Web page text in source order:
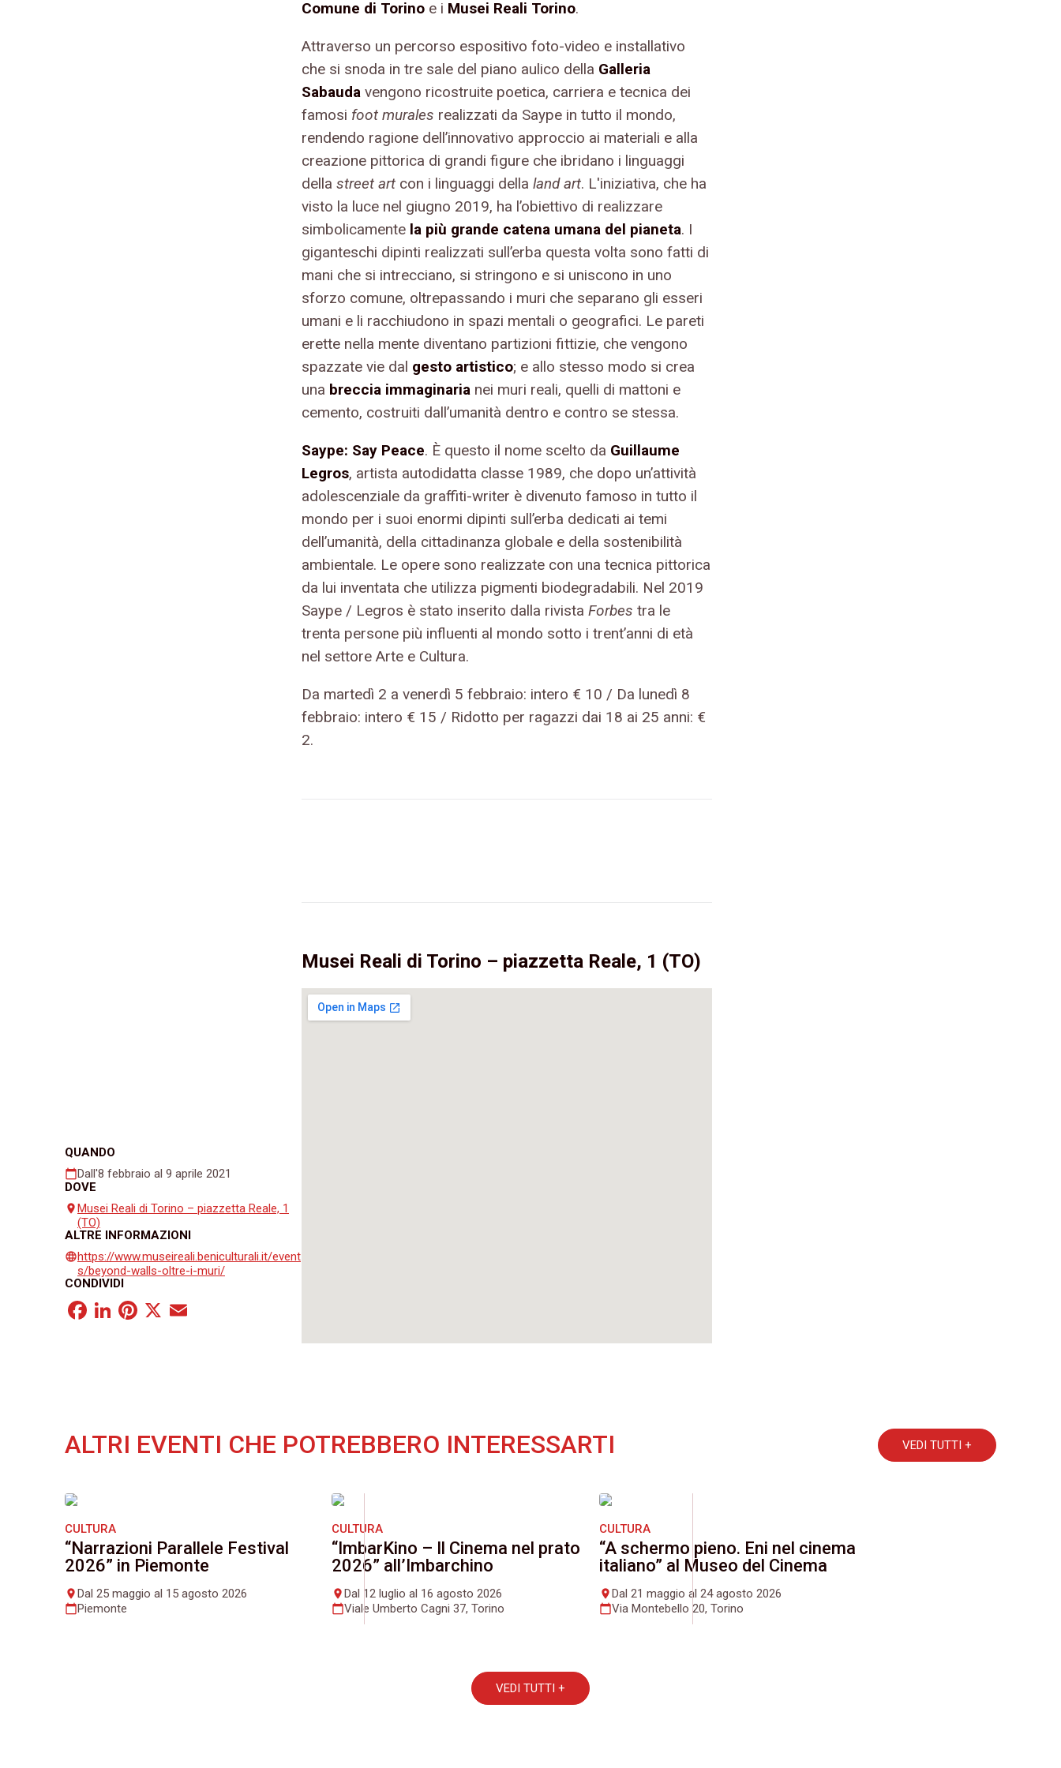
QUANDO
calendar_todayDall'8 febbraio al 9 aprile 2021
DOVE
placeMusei Reali di Torino – piazzetta Reale, 1
(TO)
ALTRE INFORMAZIONI
languagehttps://www.museireali.beniculturali.it/event
s/beyond-walls-oltre-i-muri/
CONDIVIDI
Facebook
LinkedIn
Pinterest
X
Comune di Torino e i Musei Reali Torino.
Attraverso un percorso espositivo foto-video e installativo
che si snoda in tre sale del piano aulico della Galleria
Sabauda vengono ricostruite poetica, carriera e tecnica dei
famosi foot murales realizzati da Saype in tutto il mondo,
rendendo ragione dell’innovativo approccio ai materiali e alla
creazione pittorica di grandi figure che ibridano i linguaggi
della street art con i linguaggi della land art. L'iniziativa, che ha
visto la luce nel giugno 2019, ha l’obiettivo di realizzare
simbolicamente la più grande catena umana del pianeta. I
giganteschi dipinti realizzati sull’erba questa volta sono fatti di
mani che si intrecciano, si stringono e si uniscono in uno
sforzo comune, oltrepassando i muri che separano gli esseri
umani e li racchiudono in spazi mentali o geografici. Le pareti
erette nella mente diventano partizioni fittizie, che vengono
spazzate vie dal gesto artistico; e allo stesso modo si crea
una breccia immaginaria nei muri reali, quelli di mattoni e
cemento, costruiti dall’umanità dentro e contro se stessa.
Saype: Say Peace. È questo il nome scelto da Guillaume
Legros, artista autodidatta classe 1989, che dopo un’attività
adolescenziale da graffiti-writer è divenuto famoso in tutto il
mondo per i suoi enormi dipinti sull’erba dedicati ai temi
dell’umanità, della cittadinanza globale e della sostenibilità
ambientale. Le opere sono realizzate con una tecnica pittorica
da lui inventata che utilizza pigmenti biodegradabili. Nel 2019
Saype / Legros è stato inserito dalla rivista Forbes tra le
trenta persone più influenti al mondo sotto i trent’anni di età
nel settore Arte e Cultura.
Da martedì 2 a venerdì 5 febbraio: intero € 10 / Da lunedì 8
febbraio: intero € 15 / Ridotto per ragazzi dai 18 ai 25 anni: €
2.
Musei Reali di Torino – piazzetta Reale, 1 (TO)
ALTRI EVENTI CHE POTREBBERO INTERESSARTI VEDI TUTTI +
CULTURA
“Narrazioni Parallele Festival
2026” in Piemonte
placeDal 25 maggio al 15 agosto 2026
calendar_todayPiemonte
CULTURA
“ImbarKino – Il Cinema nel prato
2026” all’Imbarchino
place Dal 12 luglio al 16 agosto 2026
calendar_todayViale Umberto Cagni 37, Torino
CULTURA
“A schermo pieno. Eni nel cinema
italiano” al Museo del Cinema
placeDal 21 maggio al 24 agosto 2026
calendar_todayVia Montebello 20, Torino
VEDI TUTTI +